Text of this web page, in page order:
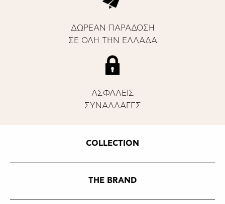
ΔΩΡΕΑΝ ΠΑΡΑΔΟΣΗ
ΣΕ ΟΛΗ ΤΗΝ ΕΛΛΑΔΑ
ΑΣΦΑΛΕΙΣ
ΣΥΝΑΛΛΑΓΕΣ
COLLECTION
THE BRAND